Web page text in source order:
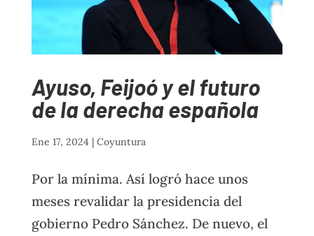
Ayuso, Feijoó y el futuro
de la derecha española
Ene 17, 2024 | Coyuntura
Por la mínima. Así logró hace unos
meses revalidar la presidencia del
gobierno Pedro Sánchez. De nuevo, el